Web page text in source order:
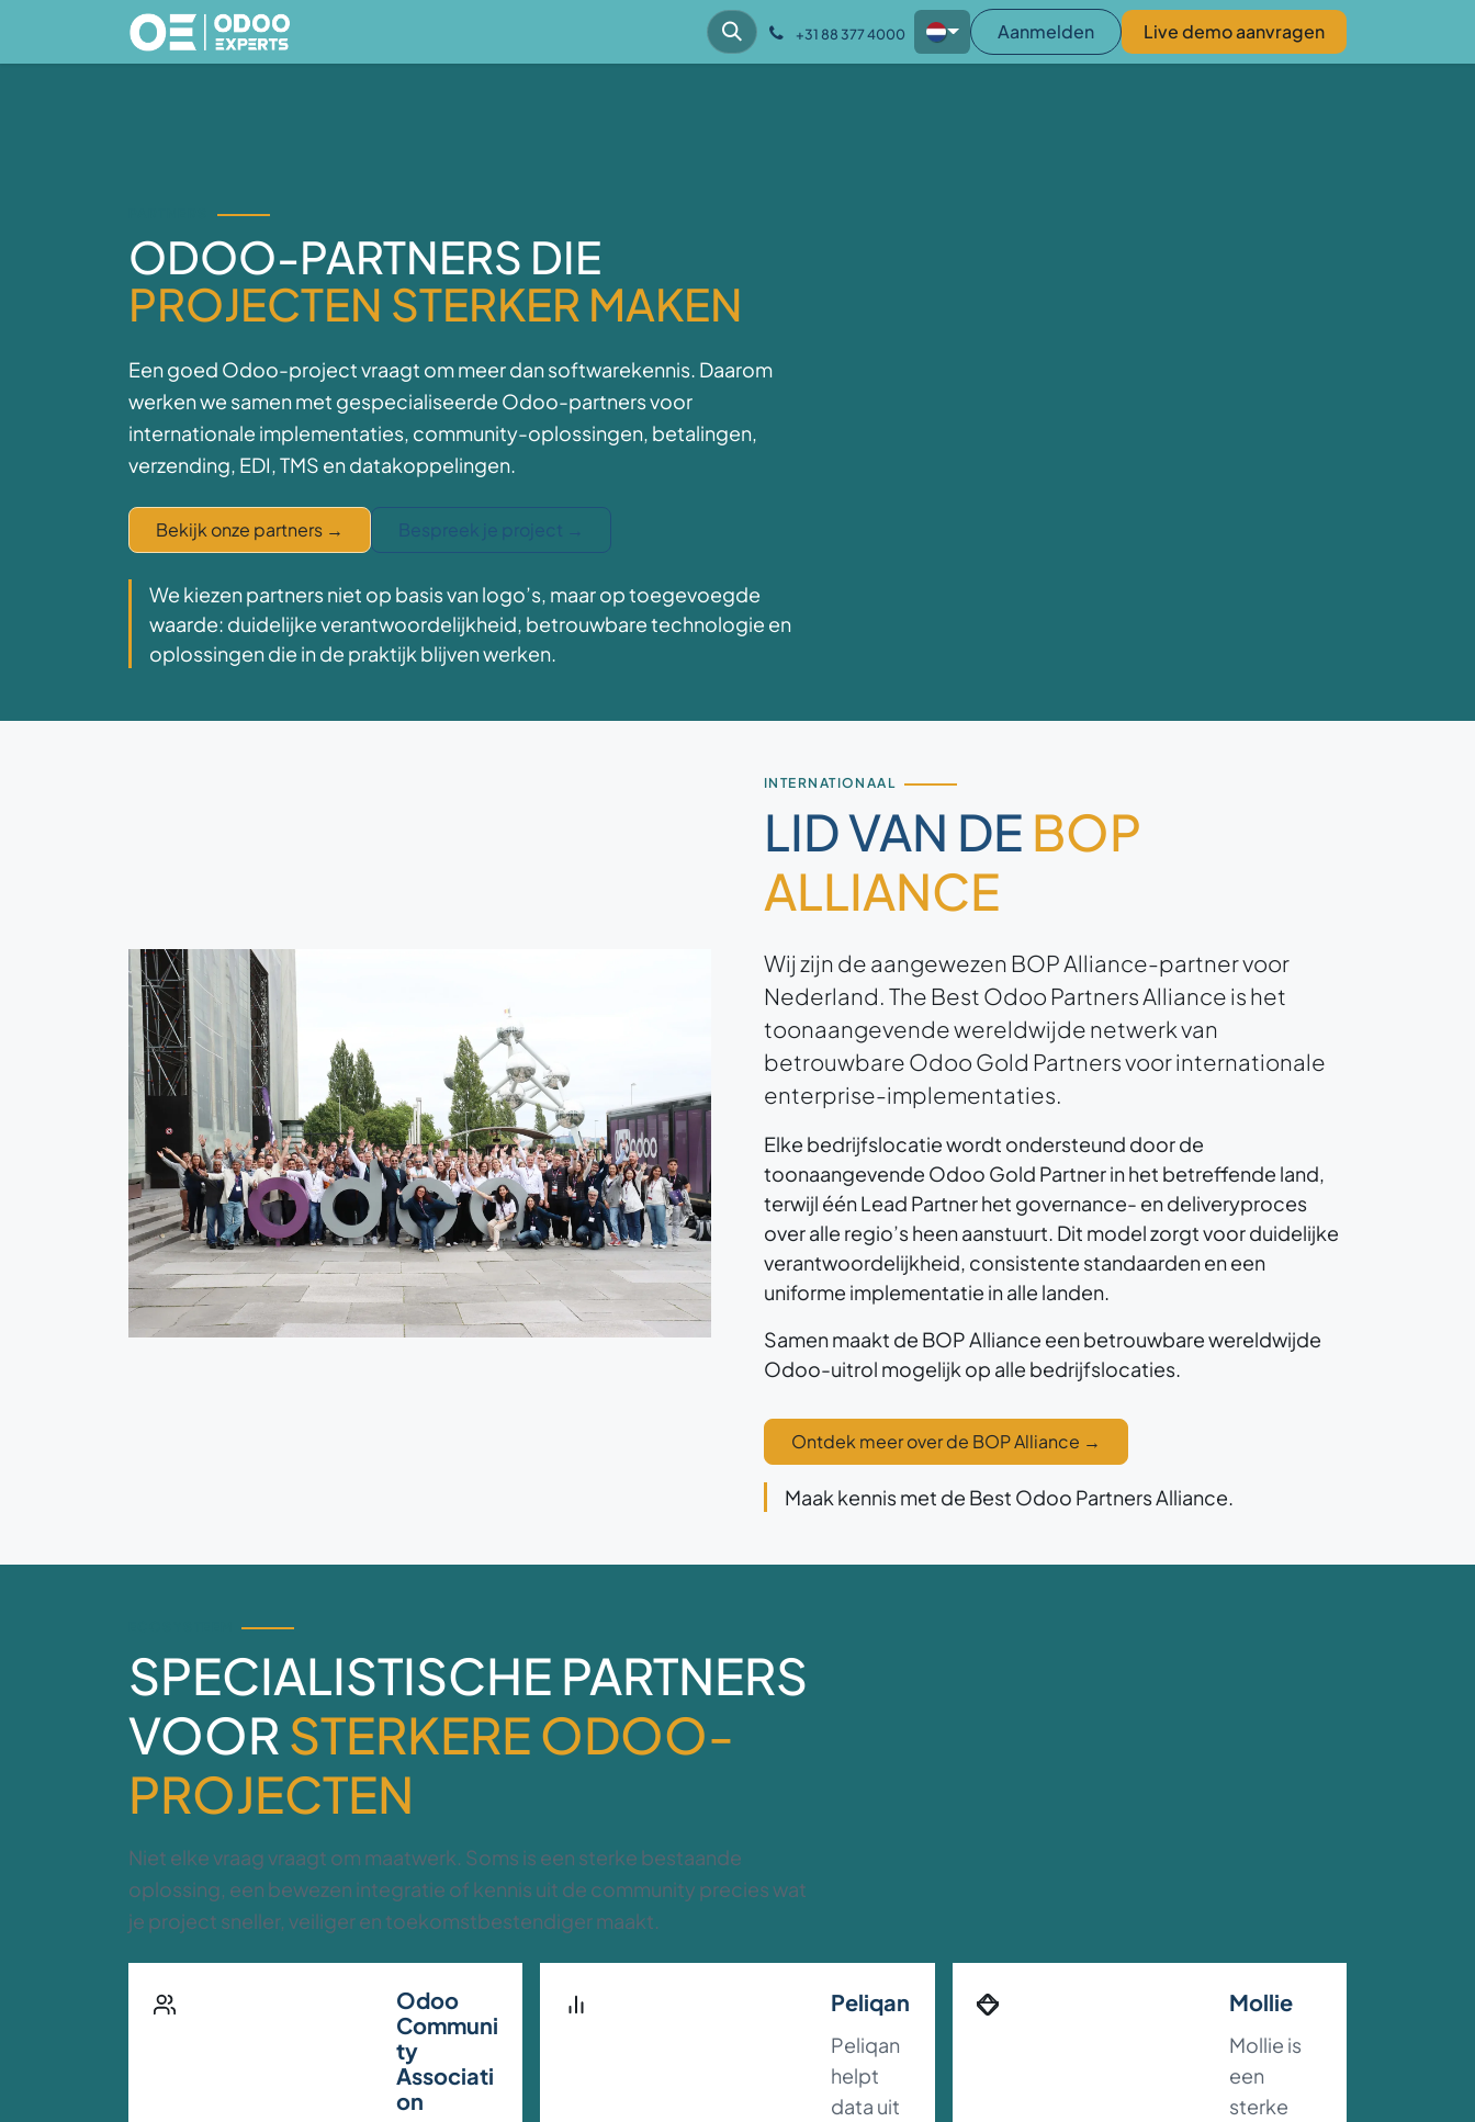
Overslaan naar inhoud
Kennis Over ons+31 88 377 4000 Aanmelden Live demo aanvragen
ODOO-PARTNERS DIE
PROJECTEN STERKER MAKEN
Een goed Odoo-project vraagt om meer dan softwarekennis. Daarom
werken we samen met gespecialiseerde Odoo-partners voor
internationale implementaties, community-oplossingen, betalingen,
verzending, EDI, TMS en datakoppelingen.
Bekijk onze partners → Bespreek je project →
We kiezen partners niet op basis van logo’s, maar op toegevoegde
waarde: duidelijke verantwoordelijkheid, betrouwbare technologie en
oplossingen die in de praktijk blijven werken.
INTERNATIONAAL
LID VAN DE BOP
ALLIANCE
Wij zijn de aangewezen BOP Alliance-partner voor
Nederland. The Best Odoo Partners Alliance is het
toonaangevende wereldwijde netwerk van
betrouwbare Odoo Gold Partners voor internationale
enterprise-implementaties.
Elke bedrijfslocatie wordt ondersteund door de
toonaangevende Odoo Gold Partner in het betreffende land,
terwijl één Lead Partner het governance- en deliveryproces
over alle regio’s heen aanstuurt. Dit model zorgt voor duidelijke
verantwoordelijkheid, consistente standaarden en een
uniforme implementatie in alle landen.
Samen maakt de BOP Alliance een betrouwbare wereldwijde
Odoo-uitrol mogelijk op alle bedrijfslocaties.
Ontdek meer over de BOP Alliance →
Maak kennis met de Best Odoo Partners Alliance.
SPECIALISTISCHE PARTNERS
VOOR STERKERE ODOO-
PROJECTEN
Niet elke vraag vraagt om maatwerk. Soms is een sterke bestaande
oplossing, een bewezen integratie of kennis uit de community precies wat
je project sneller, veiliger en toekomstbestendiger maakt.
Odoo
Communi
ty
Associati
on
Peliqan
Peliqan
helpt
data uit
Mollie
Mollie is
een
sterke